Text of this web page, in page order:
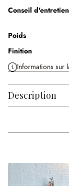
Conseil d'entretien
Poids
Finition
Informations sur
Description